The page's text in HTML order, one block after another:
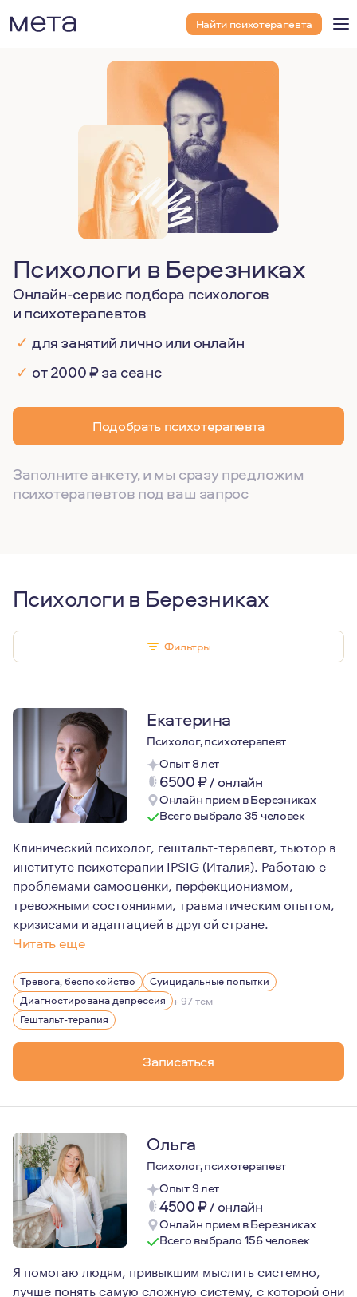
Найти психотерапевта
Психологи в Березниках
Онлайн-сервис подбора психологов
и психотерапевтов
✓ для занятий лично или онлайн
✓ от 2000 ₽ за сеанс
Подобрать психотерапевта
Заполните анкету, и мы сразу предложим
психотерапевтов под ваш запрос
Психологи в Березниках
Фильтры
Екатерина
Психолог, психотерапевт
Опыт 8 лет
6500₽/ онлайн
Онлайн прием в Березниках
Всего выбрало 35 человек
Клинический психолог, гештальт-терапевт, тьютор в
институте психотерапии IPSIG (Италия). Работаю с
проблемами самооценки, перфекционизмом,
тревожными состояниями, травматическим опытом,
кризисами и адаптацией в другой стране.
Читать еще
Я считаю, что прохождение личной терапии не
Живу в Милане, работаю онлайн
Тревога, беспокойство
Суицидальные попытки
Диагностирована депрессия + 97 тем
Гештальт-терапия
Записаться
Ольга
Психолог, психотерапевт
Опыт 9 лет
4500₽/ онлайн
Онлайн прием в Березниках
Всего выбрало 156 человек
Я помогаю людям, привыкшим мыслить системно,
лучше понять самую сложную систему, с которой они